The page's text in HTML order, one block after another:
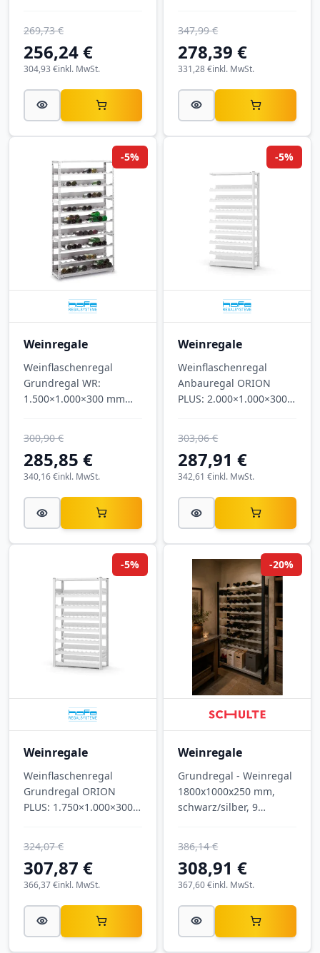
lichtgrau.
256,24 €
269,73 €
inkl. MwSt.
304,93 €
Lagertechnik
278,39 €
347,99 €
inkl. MwSt.
331,28 €
Weinregale
Weinflaschenregal
Grundregal WR:
1.500×1.000×300 mm
285,85 €
300,90 €
-5%
inkl. MwSt.
340,16 €
Weinregale
Weinflaschenregal
Anbauregal ORION
PLUS: 2.000×1.000×300
lichtgrau.
287,91 €
303,06 €
-5%
inkl. MwSt.
342,61 €
Weinregale
Weinflaschenregal
Grundregal ORION
PLUS: 1.750×1.000×300
lichtgrau.
307,87 €
324,07 €
-5%
inkl. MwSt.
366,37 €
Weinregale
Grundregal - Weinregal
1800x1000x250 mm,
schwarz/silber, 9
Lagertechnik
308,91 €
386,14 €
-20%
inkl. MwSt.
367,60 €